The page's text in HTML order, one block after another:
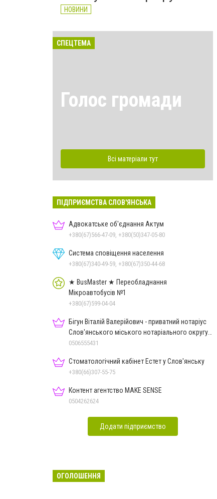
НОВИНИ
СПЕЦТЕМА
Голос громади
Всі матеріали тут
ПІДПРИЄМСТВА СЛОВ'ЯНСЬКА
Адвокатське об'єднання Актум
+380(67)566-47-09, +380(50)347-05-80
Система сповіщення населення
+380(67)340-49-59, +380(67)350-44-68
★ BusMaster ★ Переобладнання
Мікроавтобусів №1
+380(67)599-04-04
Бігун Віталій Валерійович - приватний нотаріус
Слов'янського міського нотаріального округу
Дон.обл.
0506555431
Стоматологічний кабінет Естет у Слов'янську
+380(66)307-55-75
Контент агентство MAKE SENSE
0504262624
Додати підприємство
ОГОЛОШЕННЯ